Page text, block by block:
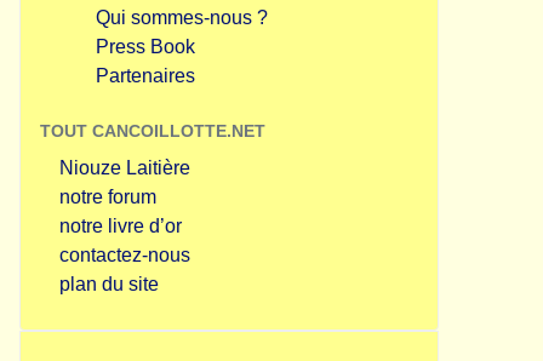
Qui sommes-nous ?
Press Book
Partenaires
TOUT CANCOILLOTTE.NET
Niouze Laitière
notre forum
notre livre d’or
contactez-nous
plan du site